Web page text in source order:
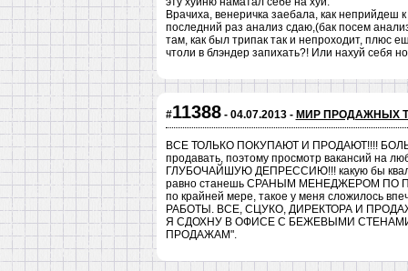
Врачиха, венеричка заебала, как неприйдеш
последний раз анализ сдаю,(бак посем
там, как был трипак так и непроходит, плюс
чтоли в блэндер запихать?! Или нахуй себя
#11388- 04.07.2013 - МИР ПРОДАЖНЫХ
ВСЕ ТОЛЬКО ПОКУПАЮТ И ПРОДАЮТ!!!!
продавать, поэтому просмотр вакансий на
ГЛУБОЧАЙШУЮ ДЕПРЕССИЮ!!! какую бы
равно станешь СРАНЫМ МЕНЕДЖЕРОМ
по крайней мере, такое у меня сложилось
РАБОТЫ. ВСЕ, СЦУКО, ДИРЕКТОРА И
Я СДОХНУ В ОФИСЕ С БЕЖЕВЫМИ
ПРОДАЖАМ".